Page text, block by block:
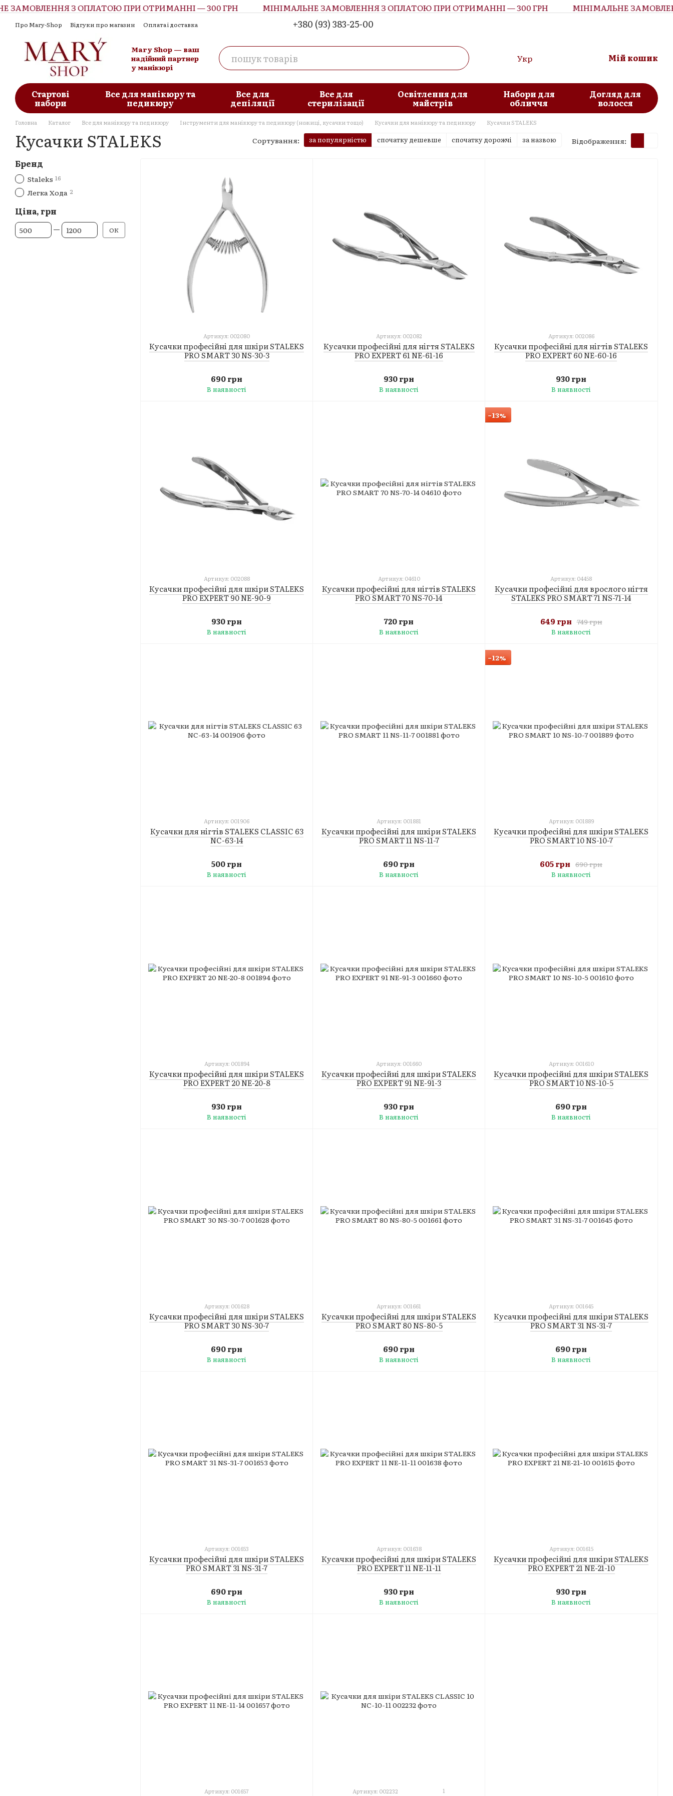
Перейти до основного контенту
З ОПЛАТОЮ ПРИ ОТРИМАННІ — 300 ГРН МІНІМАЛЬНЕ ЗАМОВЛЕННЯ З ОПЛАТОЮ ПРИ ОТРИМАННІ — 300 ГРН МІНІМАЛЬНЕ
Про Mary-Shop Відгуки про магазин
Оплата і доставка
+380 (93) 383-25-00
Mary Shop — ваш
надійний партнер
у манікюрі
Укр Мій кошик
Стартові
набори
Все для манікюру та
педикюру
Все для
депіляції
Все для
стерилізації
Освітлення для
майстрів
Набори для
обличчя
Догляд для
волосся
Головна Каталог Все для манікюру та педикюру Інструменти для манікюру та педикюру (ножиці, кусачки тощо) Кусачки для манікюру та педикюру Кусачки STALEKS
Кусачки STALEKS Сортування: за популярністю спочатку дешевше спочатку дорожчі за назвою Відображення:
Артикул: 002080
Кусачки професійні для шкіри STALEKS
PRO SMART 30 NS-30-3
690 грн
В наявності
Артикул: 002082
Кусачки професійні для нігтя STALEKS
PRO EXPERT 61 NE-61-16
930 грн
В наявності
Артикул: 002086
Кусачки професійні для нігтів STALEKS
PRO EXPERT 60 NE-60-16
930 грн
В наявності
Артикул: 002088
Кусачки професійні для шкіри STALEKS
PRO EXPERT 90 NE-90-9
930 грн
В наявності
Артикул: 04610
Кусачки професійні для нігтів STALEKS
PRO SMART 70 NS-70-14
720 грн
В наявності
−13%
Артикул: 04458
Кусачки професійні для врослого нігтя
STALEKS PRO SMART 71 NS-71-14
749 грн
649 грн
В наявності
Артикул: 001906
Кусачки для нігтів STALEKS CLASSIC 63
NC-63-14
500 грн
В наявності
Артикул: 001881
Кусачки професійні для шкіри STALEKS
PRO SMART 11 NS-11-7
690 грн
В наявності
−12%
Артикул: 001889
Кусачки професійні для шкіри STALEKS
PRO SMART 10 NS-10-7
690 грн
605 грн
В наявності
Артикул: 001894
Кусачки професійні для шкіри STALEKS
PRO EXPERT 20 NE-20-8
930 грн
В наявності
Артикул: 001660
Кусачки професійні для шкіри STALEKS
PRO EXPERT 91 NE-91-3
930 грн
В наявності
Артикул: 001610
Кусачки професійні для шкіри STALEKS
PRO SMART 10 NS-10-5
690 грн
В наявності
Артикул: 001628
Кусачки професійні для шкіри STALEKS
PRO SMART 30 NS-30-7
690 грн
В наявності
Артикул: 001661
Кусачки професійні для шкіри STALEKS
PRO SMART 80 NS-80-5
690 грн
В наявності
Артикул: 001645
Кусачки професійні для шкіри STALEKS
PRO SMART 31 NS-31-7
690 грн
В наявності
Артикул: 001653
Кусачки професійні для шкіри STALEKS
PRO SMART 31 NS-31-7
690 грн
В наявності
Артикул: 001638
Кусачки професійні для шкіри STALEKS
PRO EXPERT 11 NE-11-11
930 грн
В наявності
Артикул: 001615
Кусачки професійні для шкіри STALEKS
PRO EXPERT 21 NE-21-10
930 грн
В наявності
Артикул: 001657 Артикул: 002232 1
Бренд
Staleks 16
Легка Хода 2
Ціна, грн
Від Ціна, грн
До Ціна, грн ОК